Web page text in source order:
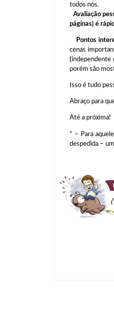
todos nós.
Avaliação
páginas) é
Pontos
cenas
(independente
porém são
Isso é tudo
Abraço para
Até a próxima!
* – Para
despedida –